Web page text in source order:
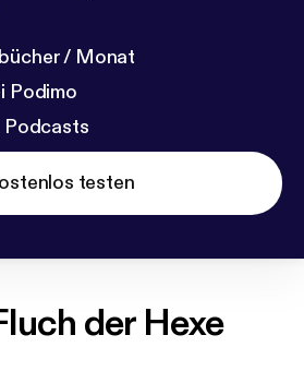
/ Monat
Podimo
Podcasts
testen
der Hexe